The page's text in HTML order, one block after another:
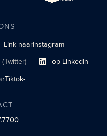
Link naarInstagram-
profiel
(Twitter)
profiellink Link naar sociaal
op LinkedIn
Tiktok-